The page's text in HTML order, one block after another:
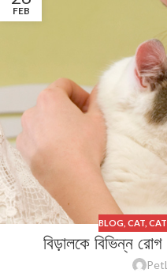
FEB
BLOG CAT
বিড়ালকে বিভিন্ন রোগ